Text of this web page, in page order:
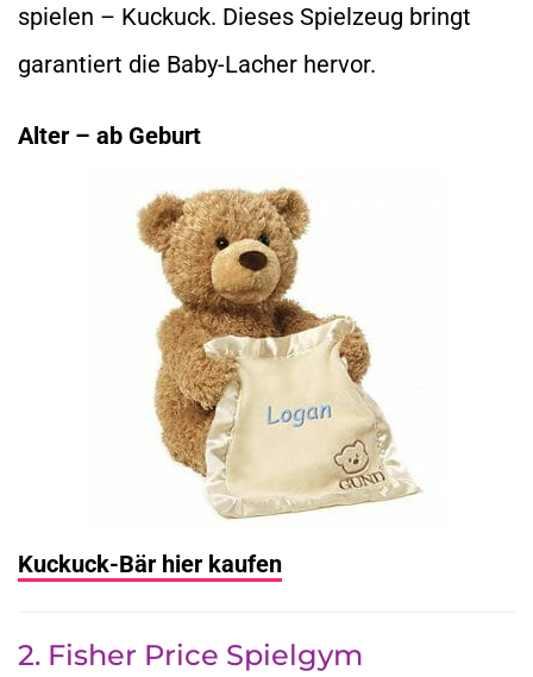
spielen – Kuckuck. Dieses Spielzeug bringt
garantiert die Baby-Lacher hervor.
Alter – ab Geburt
Kuckuck-Bär hier kaufen
2. Fisher Price Spielgym